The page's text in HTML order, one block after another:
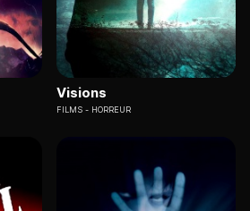
Visions
FILMS HORREUR